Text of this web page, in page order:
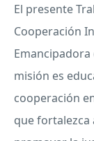
El presente
Cooperación
misión es
cooperación
que fortalezca